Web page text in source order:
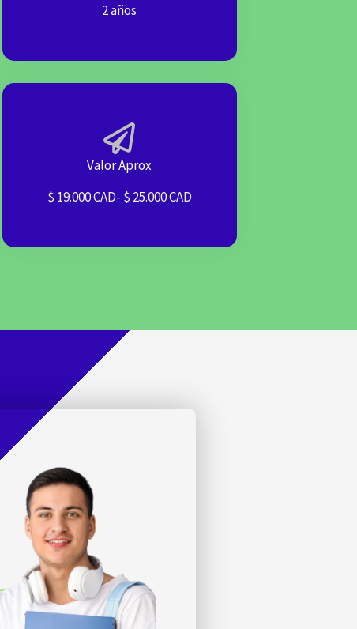
2 años
Valor Aprox
$ 19.000 CAD- $ 25.000 CAD